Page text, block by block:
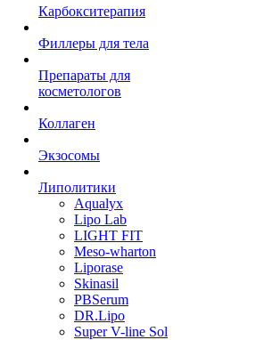
Карбокситерапия
Филлеры для тела
Препараты для
косметологов
Коллаген
Экзосомы
Липолитики
Aqualyx
Lipo Lab
LIGHT FIT
Meso-wharton
Liporase
Skinasil
PBSerum
DR.Lipo
Super V-line Sol